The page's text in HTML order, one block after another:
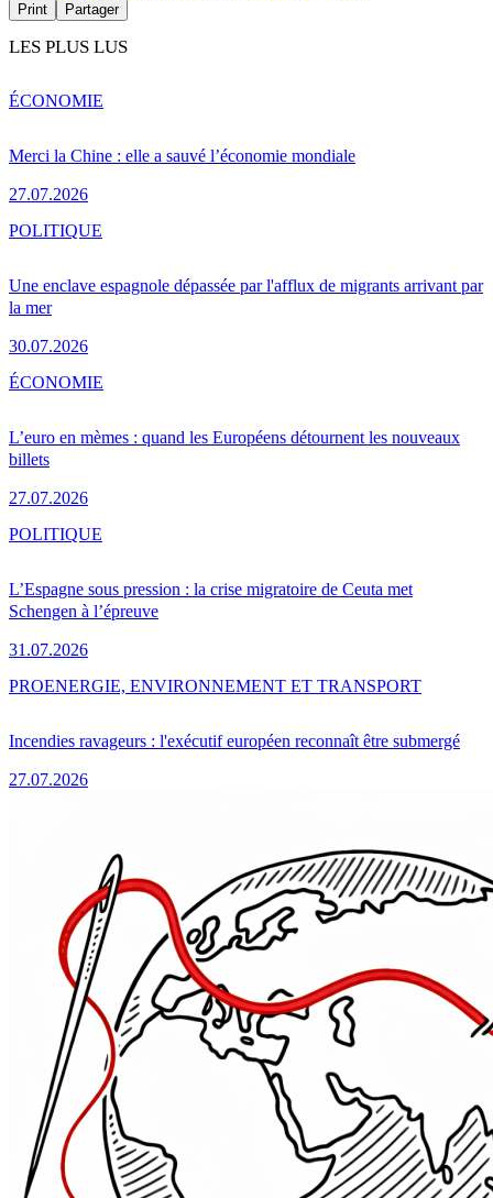
Print Partager
LES PLUS LUS
Merci la Chine : elle a sauvé l’économie mondiale
27.07.2026
ÉCONOMIE
Une enclave espagnole dépassée par l'afflux de migrants arrivant par
la mer
30.07.2026
POLITIQUE
L’euro en mèmes : quand les Européens détournent les nouveaux
billets
27.07.2026
ÉCONOMIE
L’Espagne sous pression : la crise migratoire de Ceuta met
Schengen à l’épreuve
31.07.2026
POLITIQUE
Incendies ravageurs : l'exécutif européen reconnaît être submergé
27.07.2026
PROENERGIE, ENVIRONNEMENT ET TRANSPORT